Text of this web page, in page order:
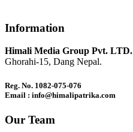
Information
Himali Media Group Pvt. LTD.
Ghorahi-15, Dang Nepal.
Reg. No. 1082-075-076
Email : info@himalipatrika.com
Our Team